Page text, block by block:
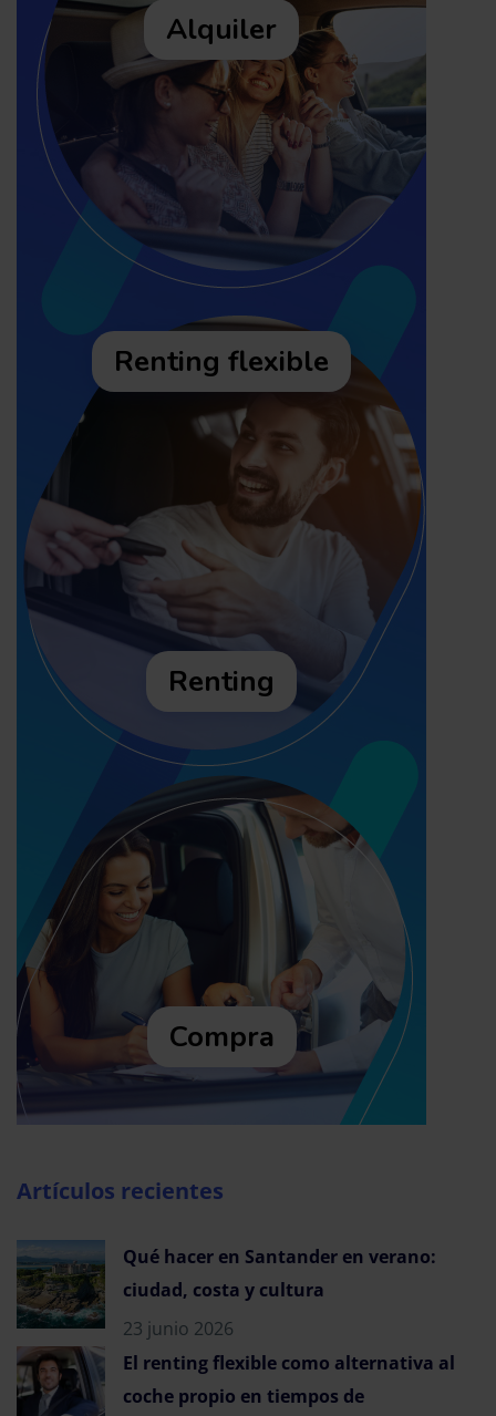
Alquiler
Renting flexible
Renting
Compra
Artículos recientes
Qué hacer en Santander en verano:
ciudad, costa y cultura
23 junio 2026
El renting flexible como alternativa al
coche propio en tiempos de